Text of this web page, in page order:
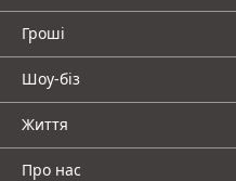
Гроші
Шоу-біз
Життя
Про нас